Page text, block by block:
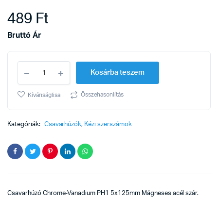
489 Ft
Bruttó Ár
PH1
5x125mm
Kosárba teszem
Kívánságlisa Összehasonlítás
Kategóriák: Csavarhúzók, Kézi szerszámok
Csavarhúzó Chrome-Vanadium PH1 5x125mm Mágneses acél szár.